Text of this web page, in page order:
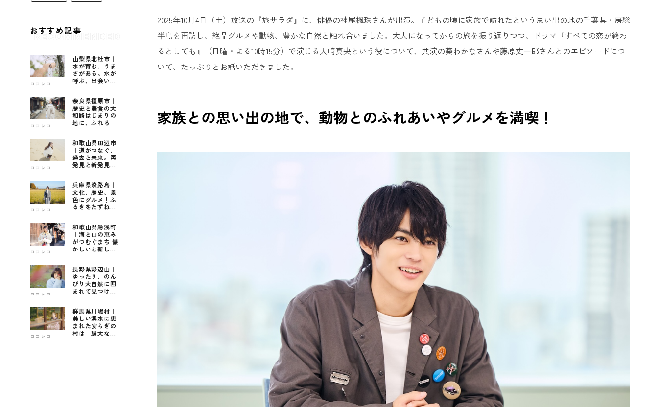
おすすめ記事
ロコレコ
山梨県北杜市｜
水が育む、うま
さがある。水が
呼ぶ、出会いが
ロコレコ
奈良県橿原市｜
歴史と美食の大
和路はじまりの
地に、ふれる
ロコレコ
和歌山県田辺市
｜道がつなぐ、
過去と未来。再
発見と新発見の
ロコレコ
兵庫県淡路島｜
文化、歴史、景
色にグルメ！ふ
るきをたずねて
ロコレコ
和歌山県湯浅町
｜海と山の恵み
がつむぐまち 懐
かしいと新しい
ロコレコ
長野県野辺山｜
ゆったり、のん
びり大自然に囲
まれて見つけ
ロコレコ
群馬県川場村｜
美しい湧水に恵
まれた安らぎの
村は 雄大な自
2025年10月4日（土）放送の『旅サラダ』に、俳優の神尾楓珠さんが出演。子どもの頃に家族で訪れたという思い出の地の千葉県・房総
半島を再訪し、絶品グルメや動物、豊かな自然と触れ合いました。大人になってからの旅を振り返りつつ、ドラマ『すべての恋が終わ
るとしても』（日曜・よる10時15分）で演じる大崎真央という役について、共演の葵わかなさんや藤原丈一郎さんとのエピソードにつ
いて、たっぷりとお話いただきました。
家族との思い出の地で、動物とのふれあいやグルメを満喫！